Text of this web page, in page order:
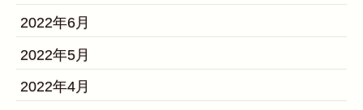
2022年6月
2022年5月
2022年4月